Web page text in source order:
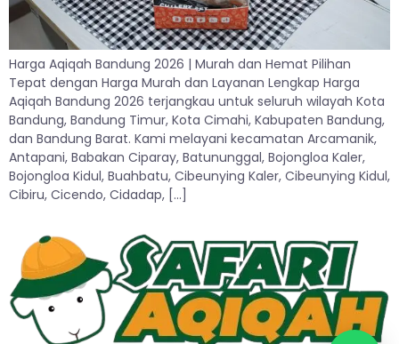
Harga Aqiqah Bandung 2026 | Murah dan Hemat Pilihan
Tepat dengan Harga Murah dan Layanan Lengkap Harga
Aqiqah Bandung 2026 terjangkau untuk seluruh wilayah Kota
Bandung, Bandung Timur, Kota Cimahi, Kabupaten Bandung,
dan Bandung Barat. Kami melayani kecamatan Arcamanik,
Antapani, Babakan Ciparay, Batununggal, Bojongloa Kaler,
Bojongloa Kidul, Buahbatu, Cibeunying Kaler, Cibeunying Kidul,
Cibiru, Cicendo, Cidadap, […]